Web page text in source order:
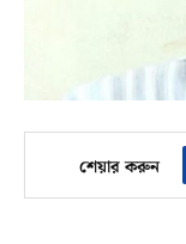
শেয়ার করুন